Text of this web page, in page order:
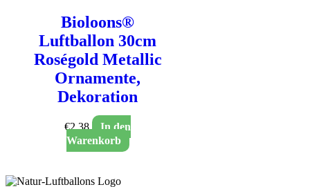
Bioloons®
Luftballon 30cm
Roségold Metallic
Ornamente,
Dekoration
€2,38
In den
Warenkorb